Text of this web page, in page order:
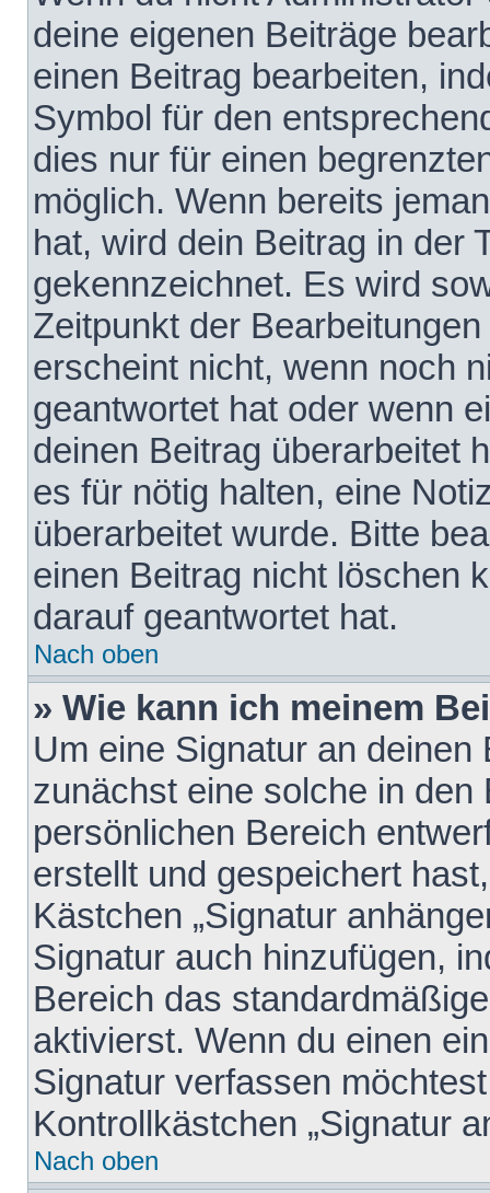
deine eigenen Beiträge
einen Beitrag bearbeiten,
Symbol für den
dies nur für einen
möglich. Wenn bereits
hat, wird dein Beitrag in der
gekennzeichnet. Es wird
Zeitpunkt der
erscheint nicht, wenn noch
geantwortet hat oder wenn
deinen Beitrag überarbeitet
es für nötig halten, eine
überarbeitet wurde. Bitte
einen Beitrag nicht löschen
darauf geantwortet hat.
Nach oben
» Wie kann ich meinem
Um eine Signatur an
zunächst eine solche in den
persönlichen Bereich
erstellt und gespeichert
Kästchen „Signatur
Signatur auch hinzufügen,
Bereich das
aktivierst. Wenn du einen
Signatur verfassen
Kontrollkästchen „Signatur
Nach oben